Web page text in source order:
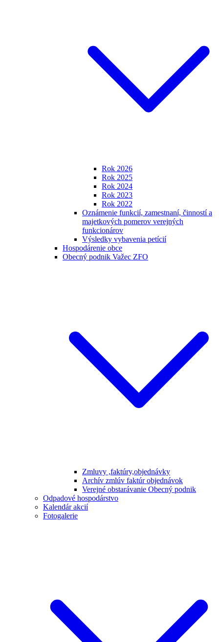
Rok 2026
Rok 2025
Rok 2024
Rok 2023
Rok 2022
Oznámenie funkcií, zamestnaní, činností a
majetkových pomerov verejných
funkcionárov
Výsledky vybavenia petícií
Hospodárenie obce
Obecný podnik Važec ZFO
Zmluvy ,faktúry,objednávky
Archív zmlúv faktúr objednávok
Verejné obstarávanie Obecný podnik
Odpadové hospodárstvo
Kalendár akcií
Fotogalerie